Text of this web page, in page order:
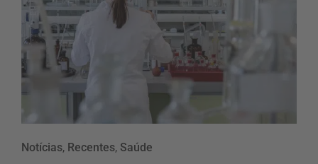
Notícias, Recentes, Saúde